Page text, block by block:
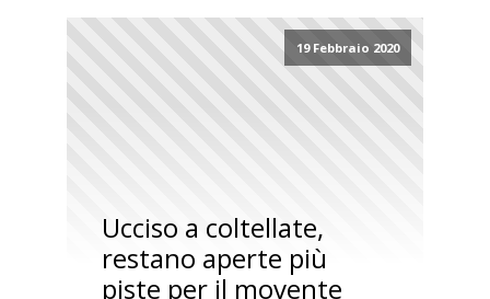
19 Febbraio 2020
Ucciso a coltellate,
restano aperte più
piste per il movente